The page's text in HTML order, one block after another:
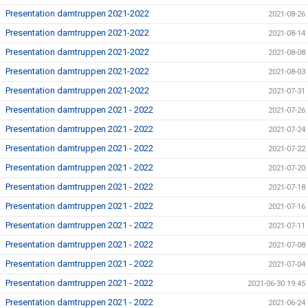
Presentation damtruppen 2021-2022 2021-08-26
Presentation damtruppen 2021-2022 2021-08-14
Presentation damtruppen 2021-2022 2021-08-08
Presentation damtruppen 2021-2022 2021-08-03
Presentation damtruppen 2021-2022 2021-07-31
Presentation damtruppen 2021 - 2022 2021-07-26
Presentation damtruppen 2021 - 2022 2021-07-24
Presentation damtruppen 2021 - 2022 2021-07-22
Presentation damtruppen 2021 - 2022 2021-07-20
Presentation damtruppen 2021 - 2022 2021-07-18
Presentation damtruppen 2021 - 2022 2021-07-16
Presentation damtruppen 2021 - 2022 2021-07-11
Presentation damtruppen 2021 - 2022 2021-07-08
Presentation damtruppen 2021 - 2022 2021-07-04
Presentation damtruppen 2021 - 2022 2021-06-30 19:45
Presentation damtruppen 2021 - 2022 2021-06-24